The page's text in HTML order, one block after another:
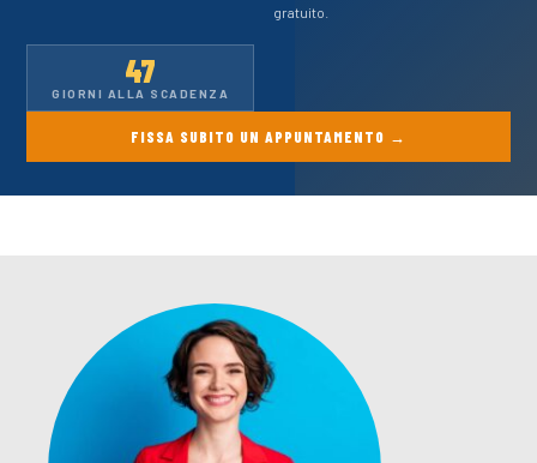
gratuito.
47
GIORNI ALLA SCADENZA
FISSA SUBITO UN APPUNTAMENTO →